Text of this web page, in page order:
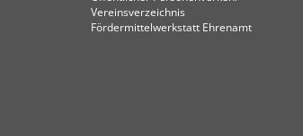
Vereinsverzeichnis
Fördermittelwerkstatt Ehrenamt